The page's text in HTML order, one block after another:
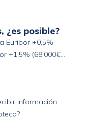
¿es posible?
Euríbor +0,5%
+1,5% (68.000€
de España. ¿Se
información